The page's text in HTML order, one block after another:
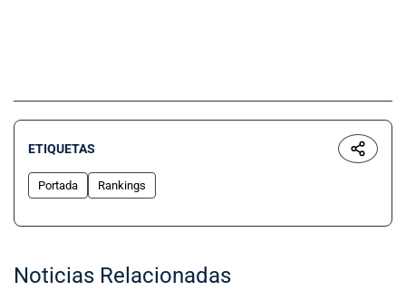
ETIQUETAS
Portada Rankings
Noticias Relacionadas